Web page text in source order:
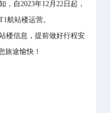
自2023年12月22日起，
航站楼运营。
楼信息，提前做好行程安
旅途愉快！